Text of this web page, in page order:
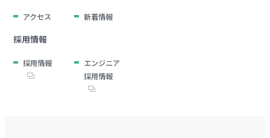
アクセス 新着情報
採用情報
採用情報
エンジニア
採用情報